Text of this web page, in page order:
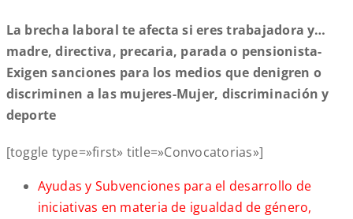
La brecha laboral te afecta si eres trabajadora y…
madre, directiva, precaria, parada o pensionista-
Exigen sanciones para los medios que denigren o
discriminen a las mujeres-Mujer, discriminación y
deporte
[toggle type=»first» title=»Convocatorias»]
Ayudas y Subvenciones para el desarrollo de
iniciativas en materia de igualdad de género,